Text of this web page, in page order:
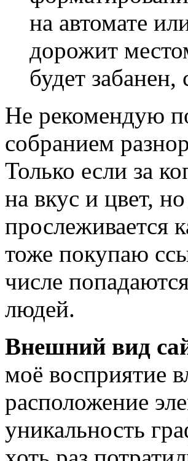
на автомате
дорожит
будет забанен,
Не рекомендую
собранием
Только если за
на вкус и цвет,
прослеживается
тоже покупаю
числе
людей.
Внешний вид
моё восприятие
расположение
уникальность